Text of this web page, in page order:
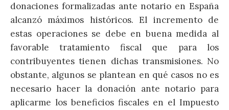
donaciones formalizadas ante notario en España
alcanzó máximos históricos. El incremento de
estas operaciones se debe en buena medida al
favorable tratamiento fiscal que para los
contribuyentes tienen dichas transmisiones. No
obstante, algunos se plantean en qué casos no es
necesario hacer la donación ante notario para
aplicarme los beneficios fiscales en el Impuesto